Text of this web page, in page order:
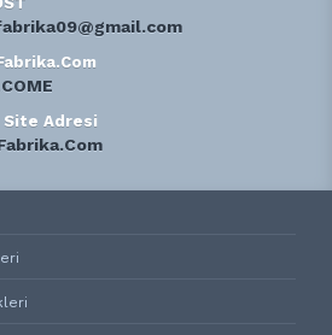
Site Adresi